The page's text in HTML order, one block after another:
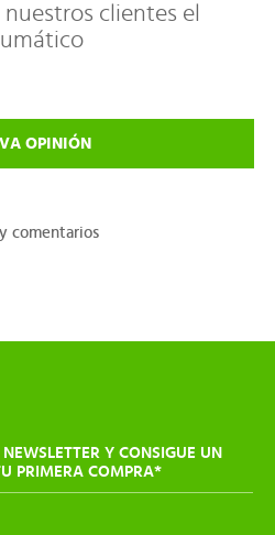
clientes el
OPINIÓN
comentarios
Y CONSIGUE UN
PRIMERA COMPRA*